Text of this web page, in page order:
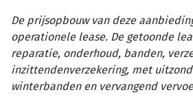
De prijsopbouw van deze
operationele lease. De getoonde
reparatie, onderhoud, banden,
inzittendenverzekering, met
winterbanden en vervangend